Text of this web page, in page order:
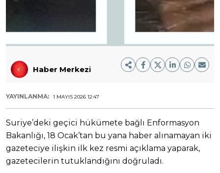
Haber Merkezi
YAYINLANMA: 1 MAYIS 2026 12:47
Suriye’deki geçici hükümete bağlı Enformasyon
Bakanlığı, 18 Ocak’tan bu yana haber alınamayan iki
gazeteciye ilişkin ilk kez resmi açıklama yaparak,
gazetecilerin tutuklandığını doğruladı.